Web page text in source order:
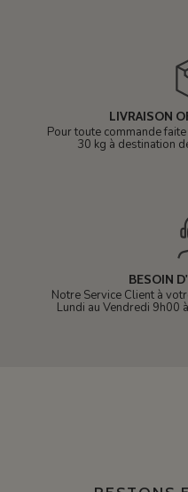
LIVRAISON
Pour toute commande
30 kg à destination
BESOIN
Notre Service Client à
Lundi au Vendredi 9h00